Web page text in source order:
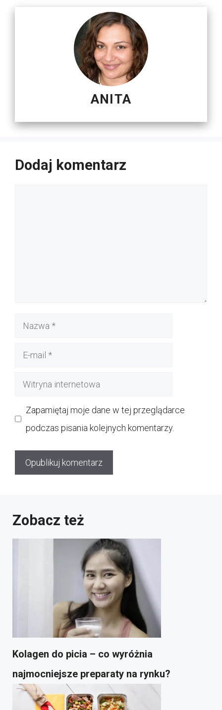
ANITA
Dodaj komentarz
Nazwa
Witryna
Zapamiętaj moje dane w tej przeglądarce
podczas pisania kolejnych komentarzy.
Zobacz też
Kolagen do picia – co wyróżnia
najmocniejsze preparaty na rynku?